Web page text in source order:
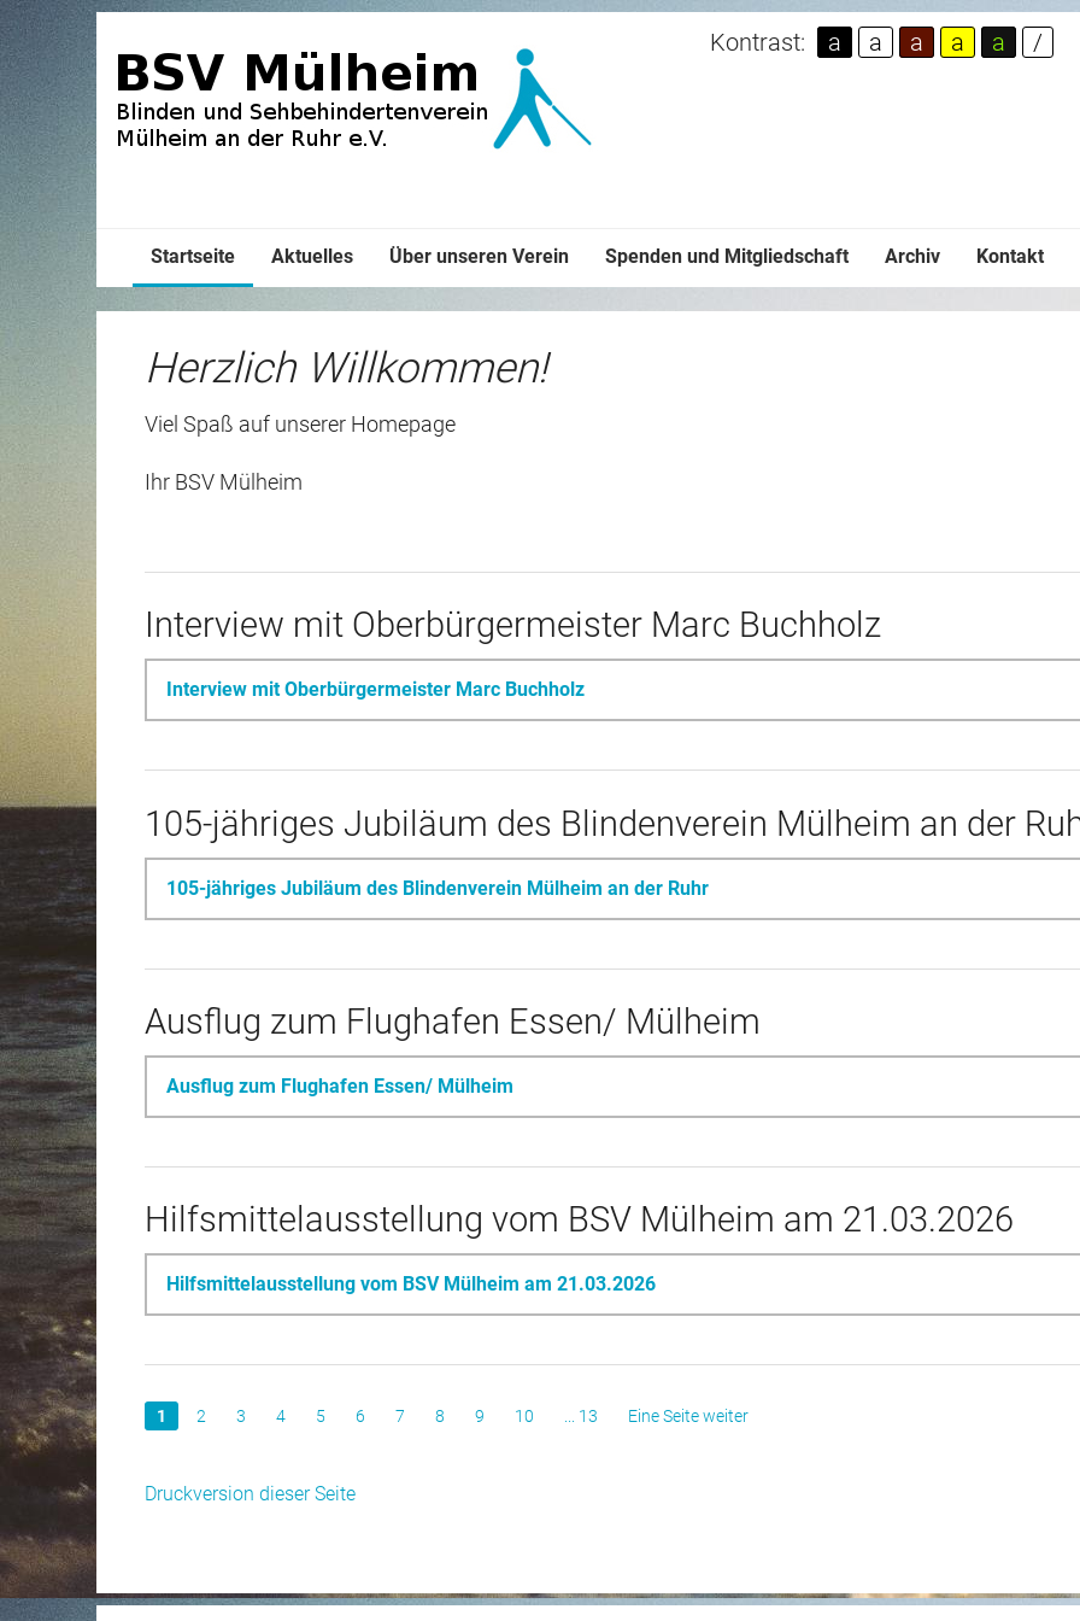
Kontrast: a a a a a /
Startseite Aktuelles Über unseren Verein Spenden und Mitgliedschaft Archiv Kontakt
Herzlich Willkommen!
Viel Spaß auf unserer Homepage
Ihr BSV Mülheim
Interview mit Oberbürgermeister Marc Buchholz
Interview mit Oberbürgermeister Marc Buchholz
105-jähriges Jubiläum des Blindenverein Mülheim an der
105-jähriges Jubiläum des Blindenverein Mülheim an der Ruhr
Ausflug zum Flughafen Essen/ Mülheim
Ausflug zum Flughafen Essen/ Mülheim
Hilfsmittelausstellung vom BSV Mülheim am 21.03.2026
Hilfsmittelausstellung vom BSV Mülheim am 21.03.2026
1 2 3 4 5 6 7 8 9 10 ... 13 Eine Seite weiter
Druckversion dieser Seite